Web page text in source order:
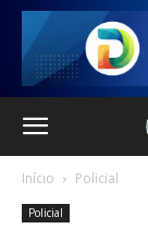
Início Policial
Policial